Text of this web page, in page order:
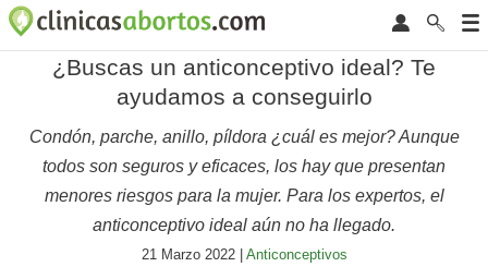
¿Buscas un anticonceptivo ideal? Te
ayudamos a conseguirlo
Condón, parche, anillo, píldora ¿cuál es mejor? Aunque
todos son seguros y eficaces, los hay que presentan
menores riesgos para la mujer. Para los expertos, el
anticonceptivo ideal aún no ha llegado.
21 Marzo 2022 | Anticonceptivos